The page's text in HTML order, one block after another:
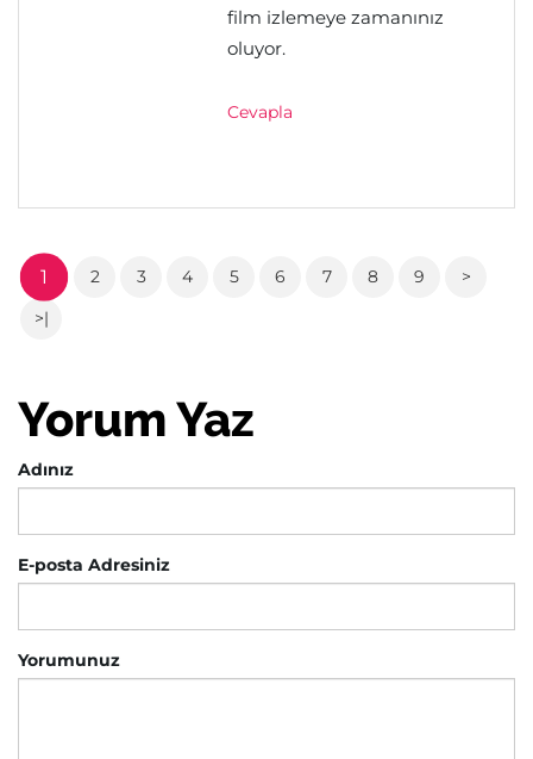
film izlemeye zamanınız
oluyor.
Cevapla
1 2 3 4 5 6 7 8 9
>
>|
Yorum Yaz
Adınız
E-posta Adresiniz
Yorumunuz